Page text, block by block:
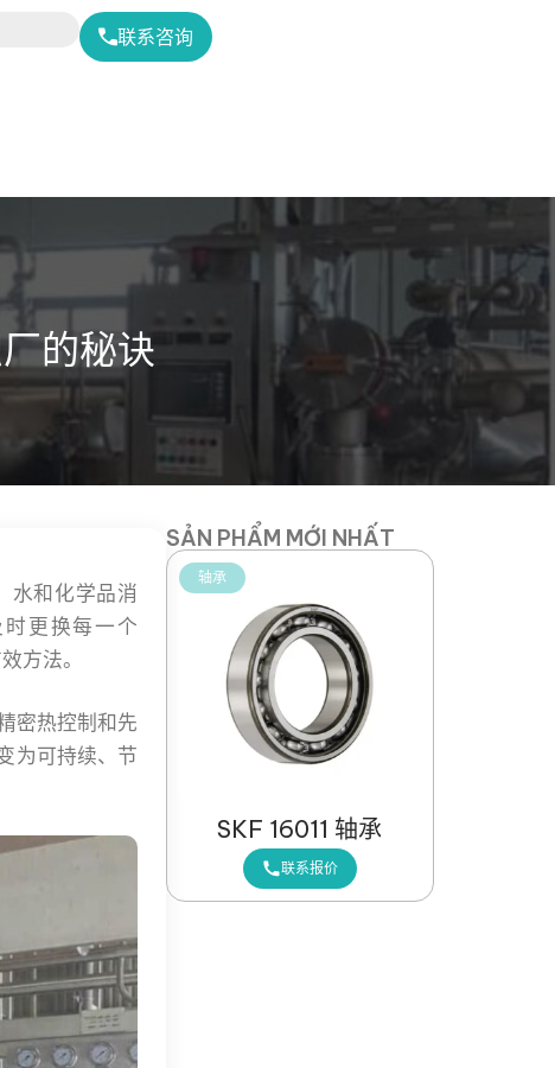
联系咨询
的秘诀
水和化学品消
更换每一个
方法。
密热控制和先
为可持续、节
SẢN PHẨM MỚI NHẤT
轴承
SKF 16011 轴承
联系报价